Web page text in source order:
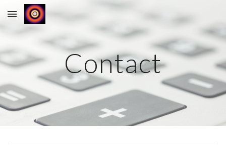
Skip to main content Skip to navigation
Contact